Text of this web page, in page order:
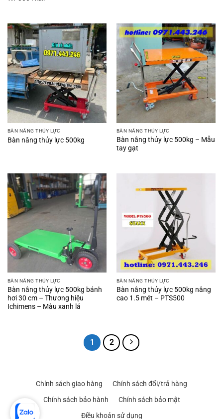
BÀN NÂNG THỦY LỰC
Bàn nâng thủy lực 500kg
BÀN NÂNG THỦY LỰC
Bàn nâng thủy lực 500kg – Mẫu
tay gạt
BÀN NÂNG THỦY LỰC
Bàn nâng thủy lực 500kg bánh
hơi 30 cm – Thương hiệu
Ichimens – Màu xanh lá
BÀN NÂNG THỦY LỰC
Bàn nâng thủy lực 500kg nâng
cao 1.5 mét – PTS500
1 2
Chính sách giao hàng
Chính sách đổi/trả hàng
Chính sách bảo hành
Chính sách bảo mật
Điều khoản sử dụng